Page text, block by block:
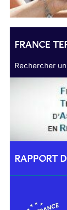
FRANCE
Rechercher
RAPPORT